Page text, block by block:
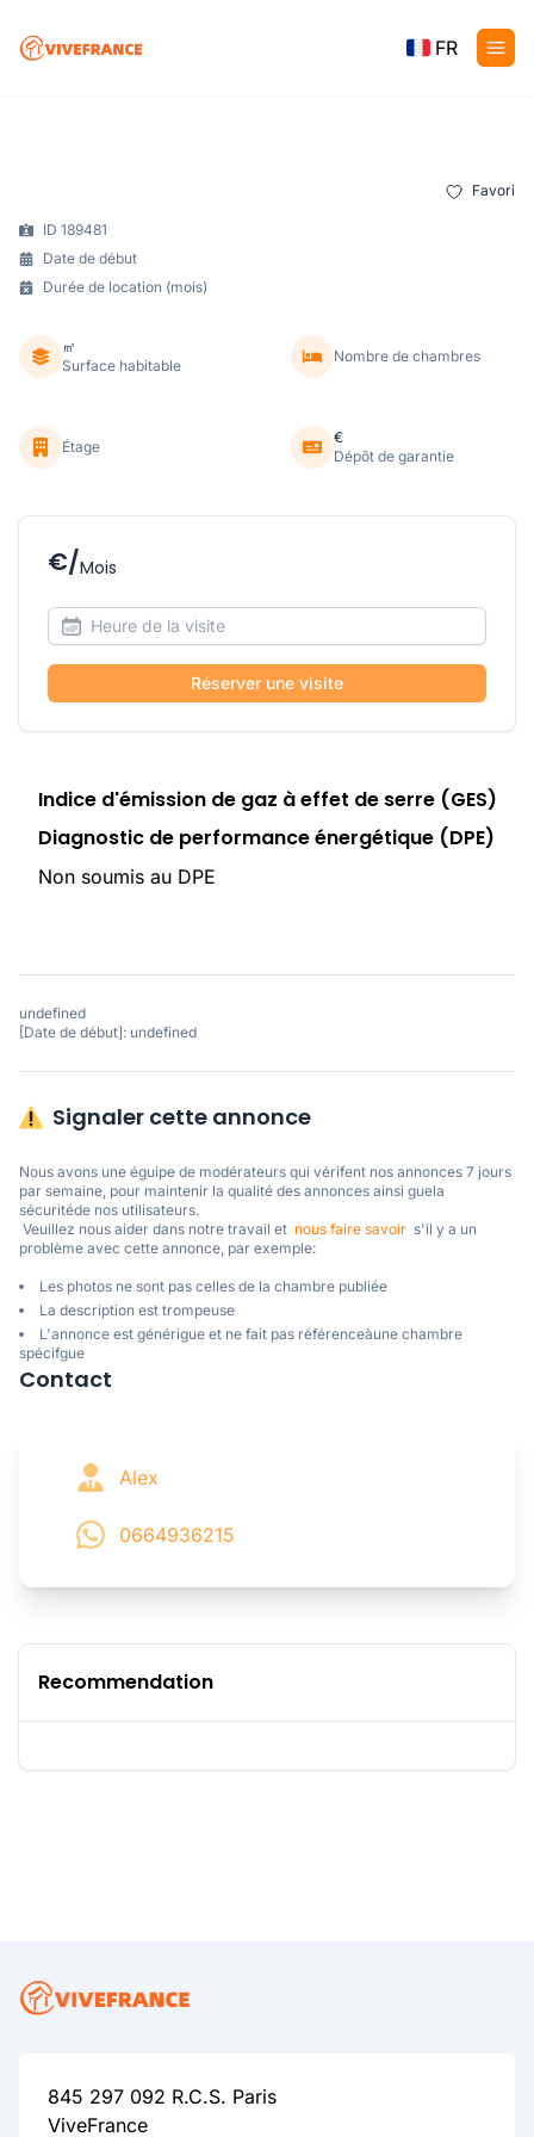
FR
Favori
ID 189481
Date de début
Durée de location (mois)
㎡
Surface habitable
Nombre de chambres
Étage
€
Dépôt de garantie
€/Mois
Réserver une visite
Indice d'émission de gaz à effet de serre (GES)
Diagnostic de performance énergétique (DPE)
Non soumis au DPE
undefined
[Date de début]: undefined
Signaler cette annonce
Nous avons une éguipe de modérateurs qui vérifent nos annonces 7 jours
par semaine, pour maintenir la qualité des annonces ainsi guela
sécuritéde nos utilisateurs.
Veuillez nous aider dans notre travail et nous faire savoir
  s'il y a un
problème avec cette annonce, par exemple:
Les photos ne sont pas celles de la chambre publiée
La description est trompeuse
L'annonce est générigue et ne fait pas référenceàune chambre
spécifgue
Contact
Alex
0664936215
Recommendation
845 297 092 R.C.S. Paris
ViveFrance